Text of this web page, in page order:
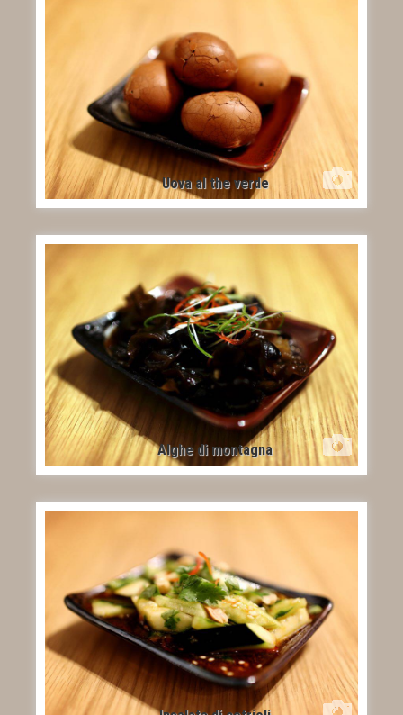
Uova al the verde
Alghe di montagna